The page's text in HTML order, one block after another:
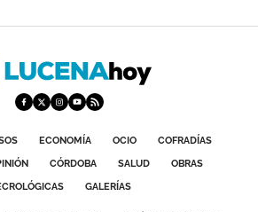
ECONOMÍA OCIO
COFRADÍAS
CÓRDOBA SALUD
OBRAS
GALERÍAS